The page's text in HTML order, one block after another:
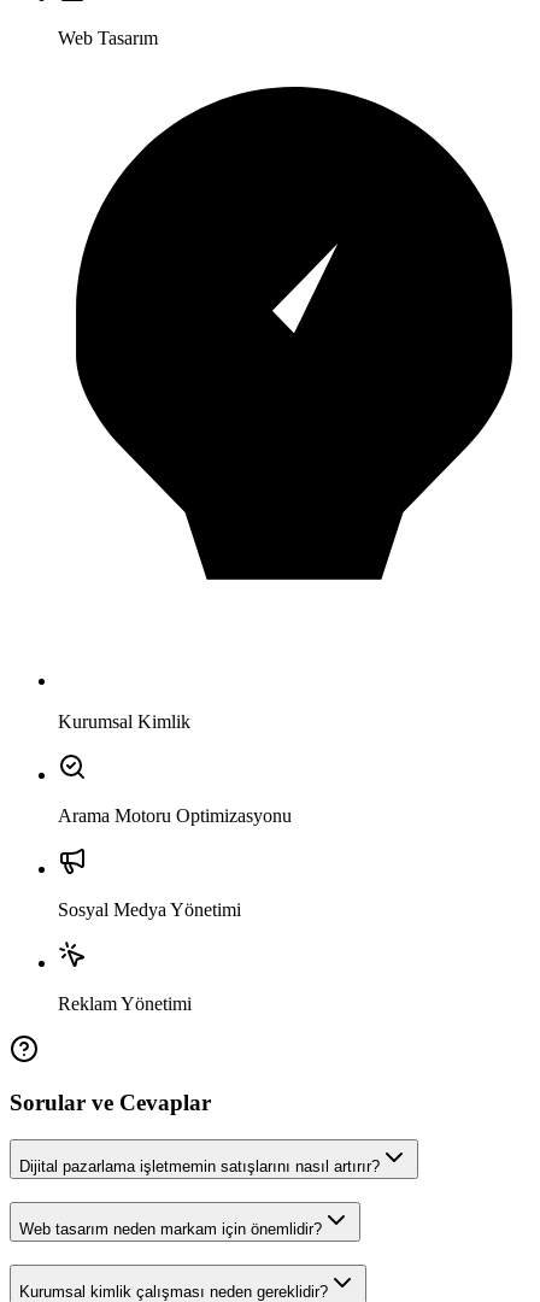
Web Tasarım
Kurumsal Kimlik
Arama Motoru Optimizasyonu
Sosyal Medya Yönetimi
Reklam Yönetimi
Sorular ve Cevaplar
Dijital pazarlama işletmemin satışlarını nasıl artırır?
Web tasarım neden markam için önemlidir?
Kurumsal kimlik çalışması neden gereklidir?